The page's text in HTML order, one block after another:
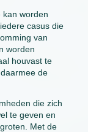
kan worden
casus die
van
worden
houvast te
de
die zich
te geven en
Met de